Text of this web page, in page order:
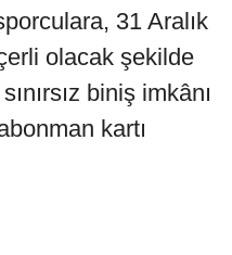
31 Aralık
olacak şekilde
biniş imkânı
kartı